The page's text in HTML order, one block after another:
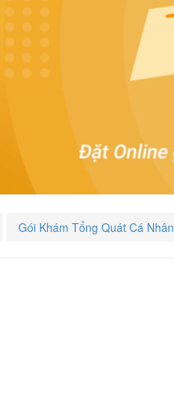
Gói Khám Tổng Quát Cá Nhân